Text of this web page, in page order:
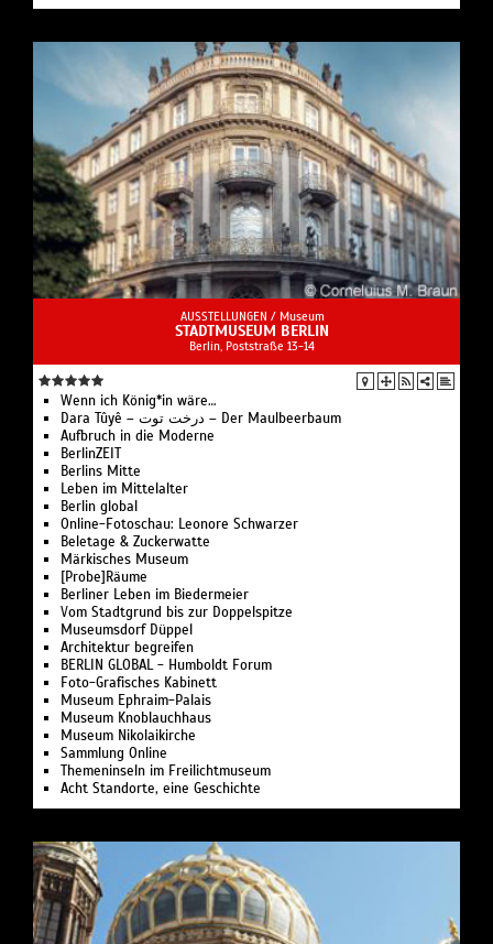
AUSSTELLUNGEN / Museum
STADTMUSEUM BERLIN
Berlin, Poststraße 13-14
Wenn ich König*in wäre…
Dara Tûyê – درخت توت – Der Maulbeerbaum
Aufbruch in die Moderne
BerlinZEIT
Berlins Mitte
Leben im Mittelalter
Berlin global
Online-Fotoschau: Leonore Schwarzer
Beletage & Zuckerwatte
Märkisches Museum
[Probe]Räume
Berliner Leben im Biedermeier
Vom Stadtgrund bis zur Doppelspitze
Museumsdorf Düppel
Architektur begreifen
BERLIN GLOBAL - Humboldt Forum
Foto-Grafisches Kabinett
Museum Ephraim-Palais
Museum Knoblauchhaus
Museum Nikolaikirche
Sammlung Online
Themeninseln im Freilichtmuseum
Acht Standorte, eine Geschichte